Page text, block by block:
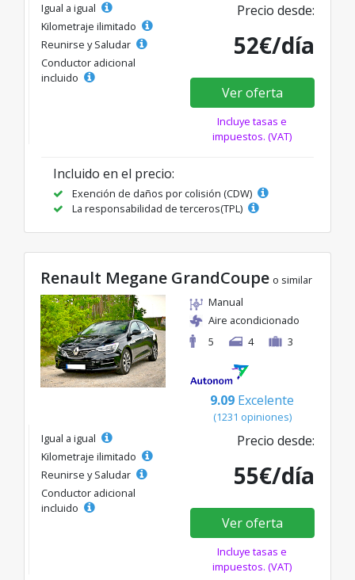
Igual a igual
Kilometraje ilimitado
Reunirse y Saludar
Conductor adicional
incluido
Precio desde:
52€/día
Ver oferta
Incluye tasas e
impuestos. (VAT)
Incluido en el precio:
Exención de daños por colisión (CDW)
La responsabilidad de terceros(TPL)
Renault Megane GrandCoupe o similar
Manual
Aire acondicionado
5
4 3
9.09 Excelente
(1231 opiniones)
Igual a igual
Kilometraje ilimitado
Reunirse y Saludar
Conductor adicional
incluido
Precio desde:
55€/día
Ver oferta
Incluye tasas e
impuestos. (VAT)